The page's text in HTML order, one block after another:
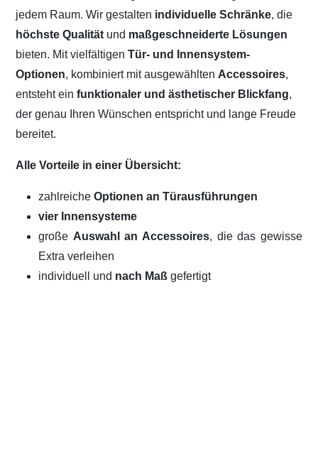
jedem Raum. Wir gestalten individuelle Schränke, die
höchste Qualität und maßgeschneiderte Lösungen
bieten. Mit vielfältigenTür- und Innensystem-
Optionen, kombiniert mit ausgewählten Accessoires,
entsteht einfunktionaler und ästhetischer Blickfang,
der genau Ihren Wünschen entspricht und lange Freude
bereitet.
Alle Vorteile in einer Übersicht:
zahlreicheOptionen an Türausführungen
vier Innensysteme
große Auswahl an Accessoires, die das gewisse
Extra verleihen
individuell und nach Maßgefertigt